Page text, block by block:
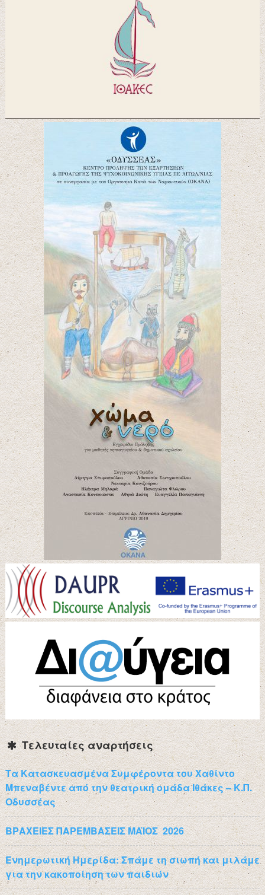
Τελευταίες αναρτήσεις
Τα Κατασκευασμένα Συμφέροντα του Χαθίντο
Μπεναβέντε από την θεατρική ομάδα Ιθάκες – Κ.Π.
Οδυσσέας
ΒΡΑΧΕΙΕΣ ΠΑΡΕΜΒΑΣΕΙΣ ΜΑΪΟΣ 2026
Ενημερωτική Ημερίδα: Σπάμε τη σιωπή και μιλάμε
για την κακοποίηση των παιδιών